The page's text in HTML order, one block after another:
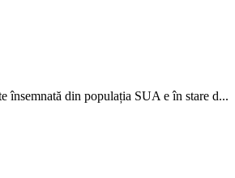
însemnată din populația SUA e în stare d...